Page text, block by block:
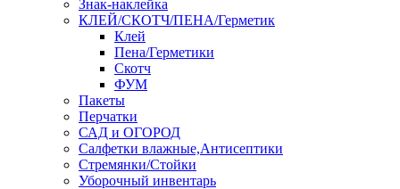
Знак-наклейка
КЛЕЙ/СКОТЧ/ПЕНА/Герметик
Клей
Пена/Герметики
Скотч
ФУМ
Пакеты
Перчатки
САД и ОГОРОД
Салфетки влажные,Антисептики
Стремянки/Стойки
Уборочный инвентарь